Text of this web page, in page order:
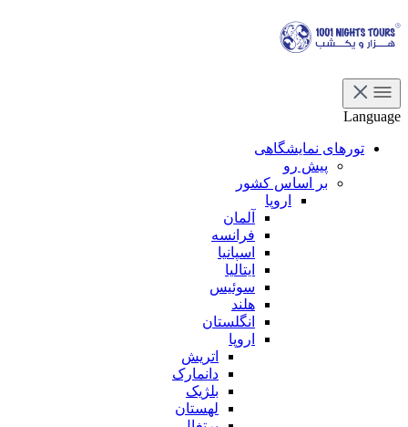
Language
تورهای نمایشگاهی
پیش رو
بر اساس کشور
اروپا
آلمان
فرانسه
اسپانیا
ایتالیا
سوئیس
هلند
انگلستان
اروپا
اتریش
دانمارک
بلژیک
لهستان